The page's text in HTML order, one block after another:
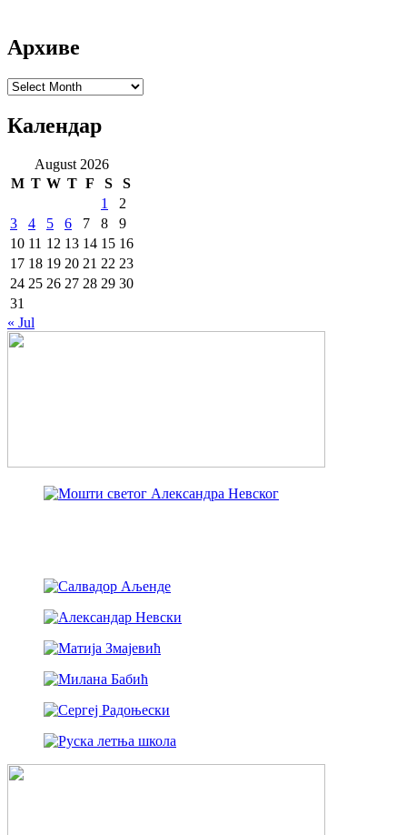
Архиве
Архиве
Календар
August 2026
M T W T F S
S
1
2
3
4 5 6 7 8
9
10 11 12 13 14 15 16
17 18 19 20 21 22 23
24 25 26 27 28 29 30
31
« Jul